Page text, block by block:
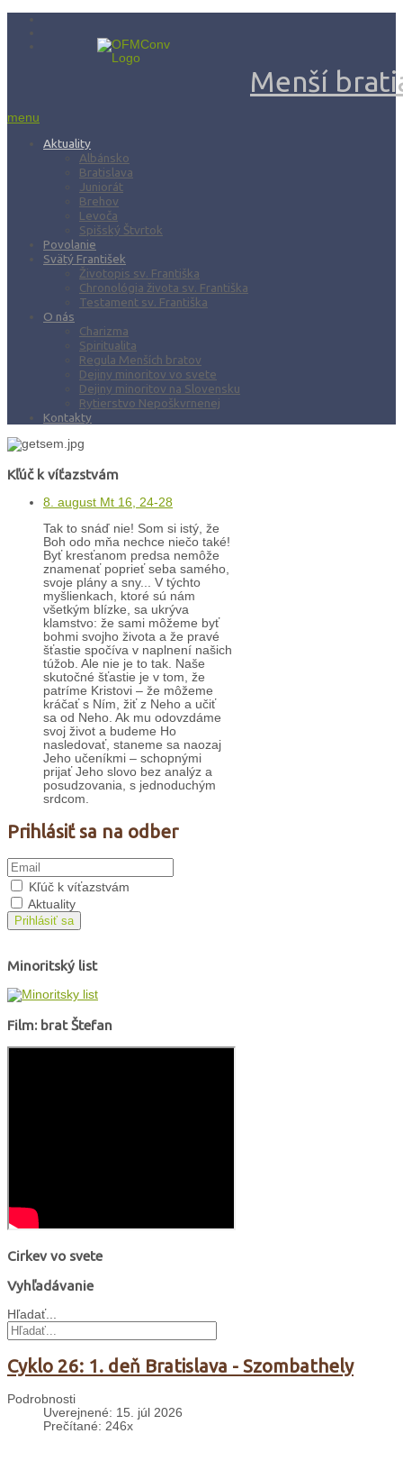
Menší
menu
Aktuality
Albánsko
Bratislava
Juniorát
Brehov
Levoča
Spišský Štvrtok
Povolanie
Svätý František
Životopis sv. Františka
Chronológia života sv. Františka
Testament sv. Františka
O nás
Charizma
Spiritualita
Regula Menších bratov
Dejiny minoritov vo svete
Dejiny minoritov na Slovensku
Rytierstvo Nepoškvrnenej
Kontakty
Kľúč k víťazstvám
8. august Mt 16, 24-28
Tak to snáď nie! Som si istý, že
Boh odo mňa nechce niečo také!
Byť kresťanom predsa nemôže
znamenať poprieť seba samého,
svoje plány a sny... V týchto
myšlienkach, ktoré sú nám
všetkým blízke, sa ukrýva
klamstvo: že sami môžeme byť
bohmi svojho života a že pravé
šťastie spočíva v naplnení našich
túžob. Ale nie je to tak. Naše
skutočné šťastie je v tom, že
patríme Kristovi – že môžeme
kráčať s Ním, žiť z Neho a učiť
sa od Neho. Ak mu odovzdáme
svoj život a budeme Ho
nasledovať, staneme sa naozaj
Jeho učeníkmi – schopnými
prijať Jeho slovo bez analýz a
posudzovania, s jednoduchým
srdcom.
Prihlásiť sa na odber
Kľúč k víťazstvám
Aktuality
Prihlásiť sa
Minoritský list
Film: brat Štefan
Cirkev vo svete
Vyhľadávanie
Hľadať...
Cyklo 26: 1. deň Bratislava - Szombathely
Podrobnosti
Uverejnené: 15. júl 2026
Prečítané: 246x